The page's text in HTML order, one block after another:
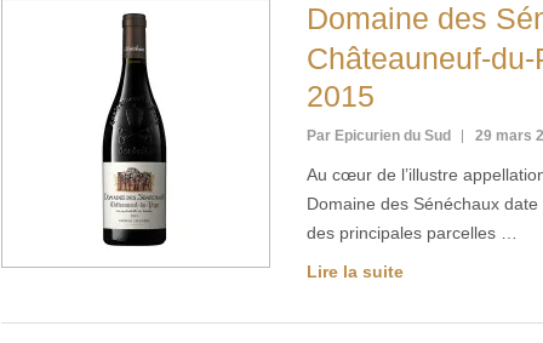
Domaine des
Châteauneuf-
2015
Par Epicurien du Sud 29 mars
Au cœur de l’illustre
Domaine des Sénéchaux
des principales parcelles …
Lire la suite